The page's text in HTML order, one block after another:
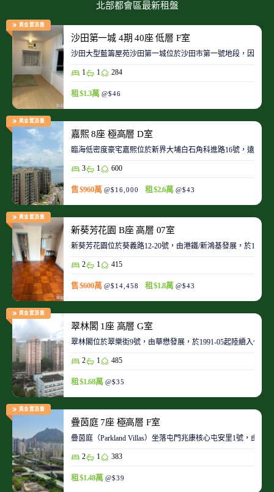
北部都會區最新租盤
黃金置頂盤
沙田第一城 4期 40座 低層 F室
沙田大型藍籌屋苑沙田第一城位於沙田市第一號地段，因此
1 1 284
租 $1.3萬 @$46
黃金置頂盤
嘉熙 8座 極高層 D室
臨海低密度豪宅嘉熙位於新界大埔白石角科進路16號，遠離
3 1 600
售 $960萬 @$16,000 租 $2.6萬 @$43
黃金置頂盤
新葵芳花園 B座 高層 07室
新葵芳花園位於葵義路12-20號，由港鐵/新鴻基發展，於
2 1 415
售 $600萬 @$14,458 租 $1.8萬 @$43
黃金置頂盤
翠林閣 1座 高層 G室
翠林閣位於翠樂街9號，由華懋發展，於1991-05起陸續入伙
2 1 485
租 $1.68萬 @$35
黃金置頂盤
疊茵庭 7座 極高層 F室
疊茵庭（Parkland Villas）坐落屯門兆康核心屯安里1號，由
2 1 383
租 $1.48萬 @$39